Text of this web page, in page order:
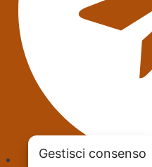
Gestisci consenso